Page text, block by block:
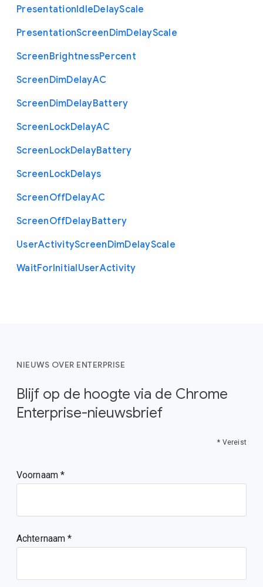
PresentationIdleDelayScale
PresentationScreenDimDelayScale
ScreenBrightnessPercent
ScreenDimDelayAC
ScreenDimDelayBattery
ScreenLockDelayAC
ScreenLockDelayBattery
ScreenLockDelays
ScreenOffDelayAC
ScreenOffDelayBattery
UserActivityScreenDimDelayScale
WaitForInitialUserActivity
NIEUWS OVER ENTERPRISE
Blijf op de hoogte via de Chrome
Enterprise-nieuwsbrief
* Vereist
Voornaam
Achternaam